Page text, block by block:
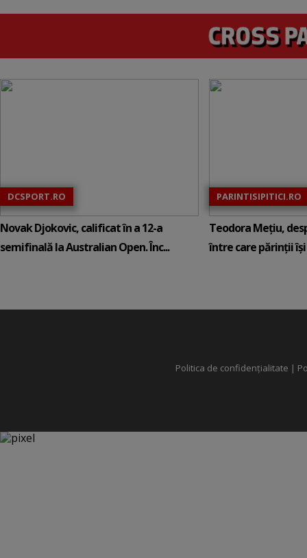
DCSPORT.RO
Novak Djokovic, calificat în a 12-a
semifinală la Australian Open. Înc...
PARINTISIPITICI.RO
Teodora Mețiu,
între care părinții își
Politica de confidențialitate |